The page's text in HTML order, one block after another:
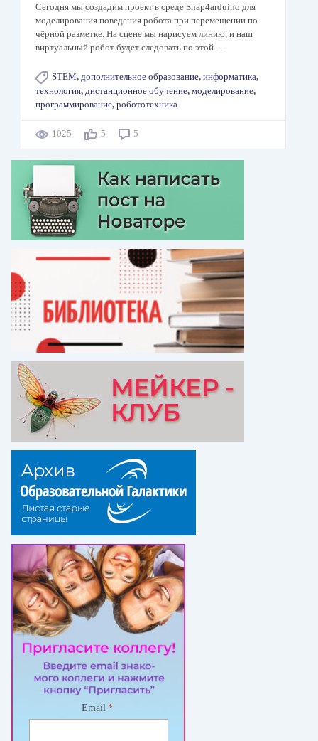
Сегодня мы создадим проект в среде Snap4arduino для
моделирования поведения робота при перемещении по
чёрной разметке. На сцене мы нарисуем линию, и наш
виртуальный робот будет следовать по этой…
STEM, дополнительное образование, информатика,
технология, дистанционное обучение, моделирование,
программирование, робототехника
1025 5 5
Email *